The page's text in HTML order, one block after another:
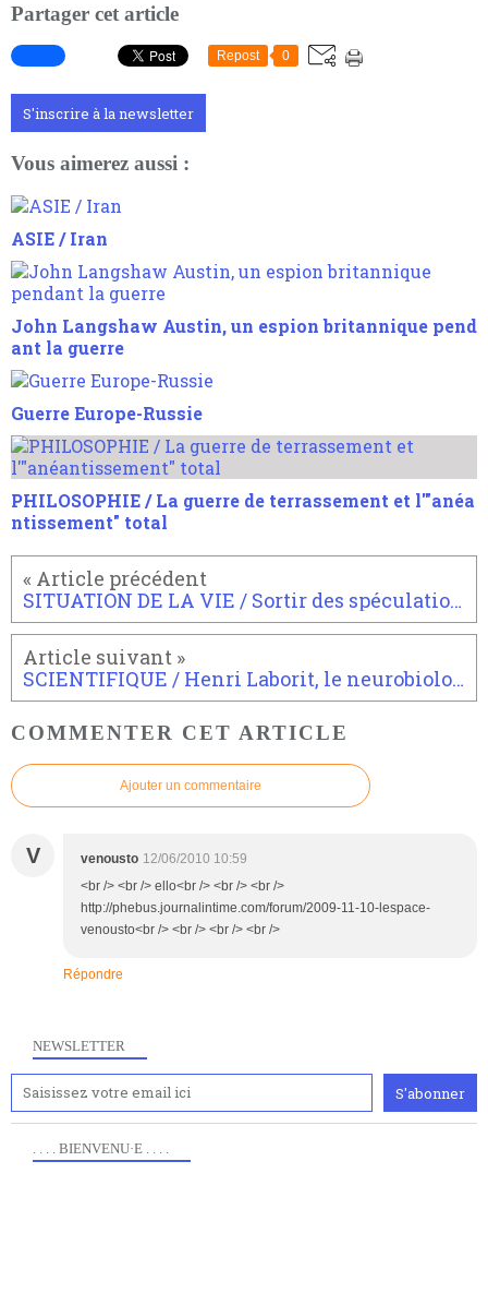
Partager cet article
Repost 0
S'inscrire à la newsletter
Vous aimerez aussi :
ASIE / Iran
John Langshaw Austin, un espion britannique pend
ant la guerre
Guerre Europe-Russie
PHILOSOPHIE / La guerre de terrassement et l'"anéa
ntissement" total
SITUATION DE LA VIE / Sortir des spéculations, ces figues trop mûres prêtes à tomber
SCIENTIFIQUE / Henri Laborit, le neurobiologiste
COMMENTER CET ARTICLE
Ajouter un commentaire
V venousto 12/06/2010 10:59
<br /> <br /> ello<br /> <br /> <br />
http://phebus.journalintime.com/forum/2009-11-10-lespace-
venousto<br /> <br /> <br /> <br />
Répondre
NEWSLETTER
. . . . BIENVENU·E . . . .